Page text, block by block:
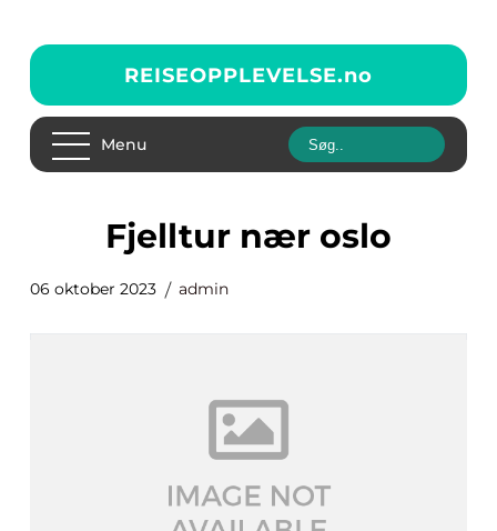
REISEOPPLEVELSE.no
Menu
fjelltur nær oslo
06 oktober 2023 admin